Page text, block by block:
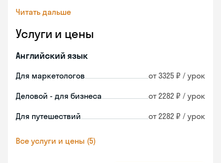
Читать дальше
Услуги и цены
Английский язык
Для маркетологов от 3325 ₽ / урок
Деловой - для бизнеса от 2282 ₽ / урок
Для путешествий от 2282 ₽ / урок
Все услуги и цены (5)